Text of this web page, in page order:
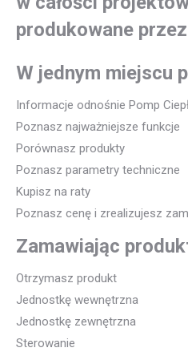
produkowane
W jednym miejscu
Informacje odnośnie Pomp
Poznasz najważniejsze funkcje
Porównasz produkty
Poznasz parametry techniczne
Kupisz na raty
Poznasz cenę i zrealizujesz
Zamawiając
Otrzymasz produkt
Jednostkę wewnętrzna
Jednostkę zewnętrzna
Sterowanie